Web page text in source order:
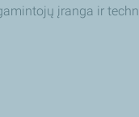
įranga ir